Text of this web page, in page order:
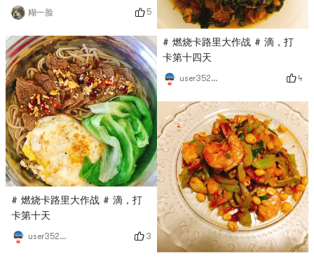
零食到了，我的零食箱又满了
糊一脸 5
# 燃烧卡路里大作战 # 滴，打
卡第十天
user3529676744 3
# 燃烧卡路里大作战 # 滴，打
卡第十四天
user3529676744 4